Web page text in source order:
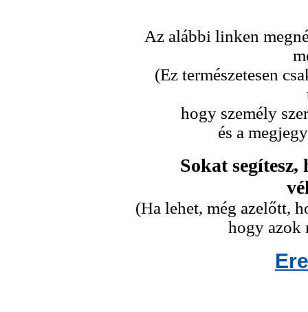
Az alábbi linken
(Ez természetesen
hogy személy
és a
Sokat
(Ha lehet, még azelőtt,
hogy azok